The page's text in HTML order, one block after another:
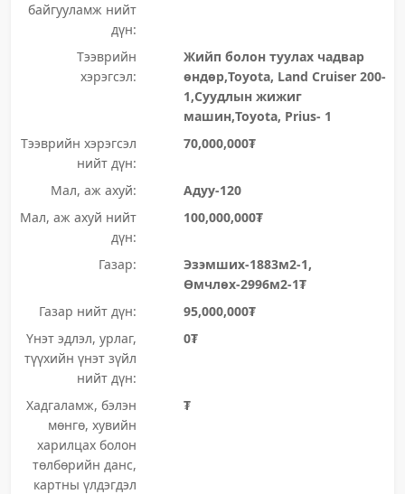
байгууламж нийт
дүн:
Тээврийн
хэрэгсэл:
Жийп болон туулах чадвар
өндөр,Toyota, Land Cruiser 200-
1,Суудлын жижиг
машин,Toyota, Prius- 1
Тээврийн хэрэгсэл
нийт дүн:
70,000,000₮
Мал, аж ахуй:
Адуу-120
Мал, аж ахуй нийт
дүн:
100,000,000₮
Газар:
Эзэмших-1883м2-1,
Өмчлөх-2996м2-1₮
Газар нийт дүн:
95,000,000₮
Үнэт эдлэл, урлаг,
түүхийн үнэт зүйл
нийт дүн:
0₮
Хадгаламж, бэлэн
мөнгө, хувийн
харилцах болон
төлбөрийн данс,
картны үлдэгдэл
₮